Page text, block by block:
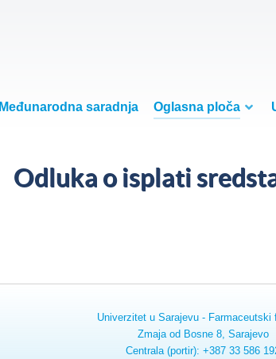
Međunarodna saradnja Oglasna ploča
Odluka o isplati
Univerzitet u Sarajevu - Farmaceutski
Zmaja od Bosne 8, Sarajevo
Centrala (portir): +387 33 586